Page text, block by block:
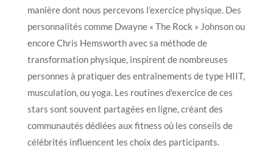
manière dont nous percevons l’exercice physique. Des
personnalités comme Dwayne « The Rock » Johnson ou
encore Chris Hemsworth avec sa méthode de
transformation physique, inspirent de nombreuses
personnes à pratiquer des entraînements de type HIIT,
musculation, ou yoga. Les routines d’exercice de ces
stars sont souvent partagées en ligne, créant des
communautés dédiées aux fitness où les conseils de
célébrités influencent les choix des participants.